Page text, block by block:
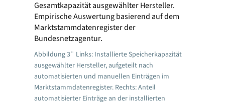
Abbildung 3¨ Links: Installierte Speicherkapazität
ausgewählter Hersteller, aufgeteilt nach
automatisierten und manuellen Einträgen im
Marktstammdatenregister. Rechts: Anteil
automatisierter Einträge an der installierten